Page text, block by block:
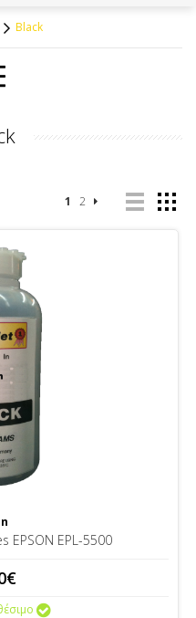
Black
1 2
EPL-5500